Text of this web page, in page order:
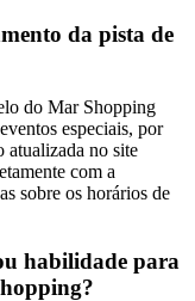
da pista de
do Mar Shopping
especiais, por
atualizada no site
com a
sobre os horários de
habilidade para